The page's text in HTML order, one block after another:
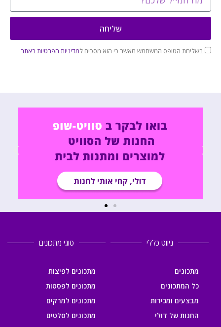
בשליחת הטופס המשתמש מאשר כי הוא מסכים למדיניות הפרטיות באתר
שליחה
ניווט כללי
מתכונים
כל המתכונים
מבצעים ומכירות
החנות של דולי
סוגי מתכונים
מתכונים לפיצות
מתכונים לפסטות
מתכונים למרקים
מתכונים לסלטים